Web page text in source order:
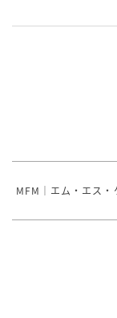
MFM｜エム・エス